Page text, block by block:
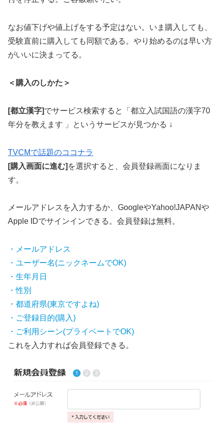
なお値下げや値上げをする予定はない。いま購入しても、
受験直前に購入しても同額である。やり始めるのは早い方
がいいに決まってる。
＜購入のしかた＞
[都立漢字]でサービス検索すると「都立入試国語の漢字70
年分を教えます 」というサービスが見つかる ↓
TVCMで話題のココナラ
[購入画面に進む] を選択すると、会員登録画面になりま
す。
メールアドレスを入力するか、GoogleやYahoo!JAPANや
Apple IDでサインインできる。会員登録は無料。
・メールアドレス
・ユーザー名(ニックネームでOK)
・生年月日
・性別
・都道府県(東京ですよね)
・ご登録目的(購入)
・ご利用シーン(プライベートでOK)
これを入力すれば会員登録できる。